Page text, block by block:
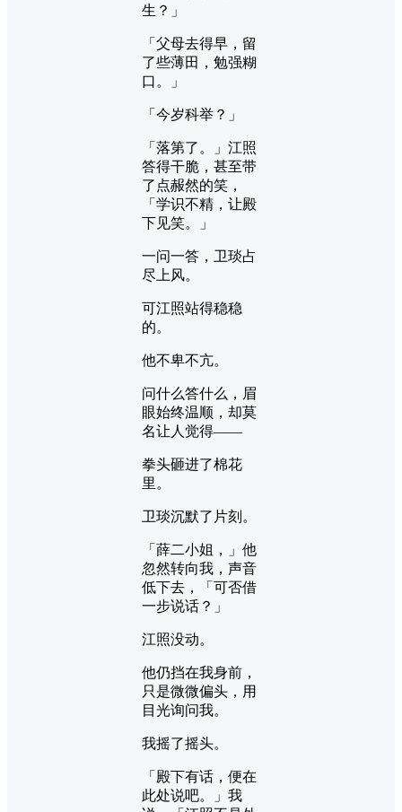
生？」
「父母去得早，留
了些薄田，勉强糊
口。」
「今岁科举？」
「落第了。」江照
答得干脆，甚至带
了点赧然的笑，
「学识不精，让殿
下见笑。」
一问一答，卫琰占
尽上风。
可江照站得稳稳
的。
他不卑不亢。
问什么答什么，眉
眼始终温顺，却莫
名让人觉得——
拳头砸进了棉花
里。
卫琰沉默了片刻。
「薛二小姐，」他
忽然转向我，声音
低下去，「可否借
一步说话？」
江照没动。
他仍挡在我身前，
只是微微偏头，用
目光询问我。
我摇了摇头。
「殿下有话，便在
此处说吧。」我